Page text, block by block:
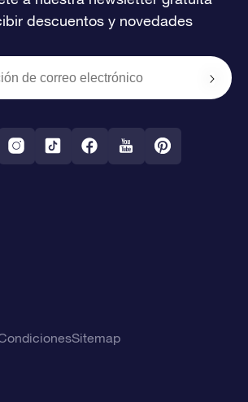
descuentos y novedades
Sitemap